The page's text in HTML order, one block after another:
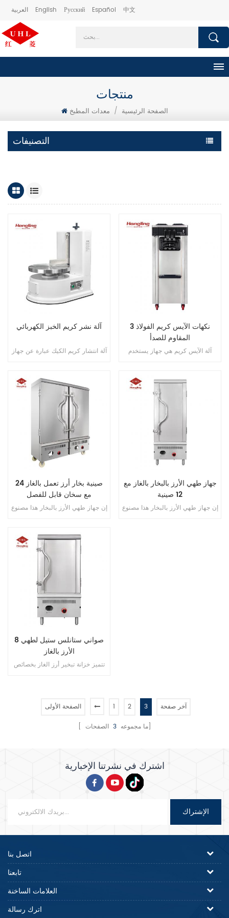
العربية English Русский Español 中文
منتجات
الصفحة الرئيسية / معدات المطبخ
التصنيفات
آلة نشر كريم الخبز الكهربائي
آلة انتشار كريم الكيك عبارة عن جهاز
3 نكهات الآيس كريم الفولاذ
المقاوم للصدأ
آلة الآيس كريم هي جهاز يستخدم
24 صينية بخار أرز تعمل بالغاز
مع سخان قابل للفصل
إن جهاز طهي الأرز بالبخار هذا مصنوع
جهاز طهي الأرز بالبخار بالغاز مع
12 صينية
إن جهاز طهي الأرز بالبخار هذا مصنوع
8 صواني ستانلس ستيل لطهي
الأرز بالغاز
تتميز خزانة تبخير أرز الغاز بخصائص
ذلك.
الصفحة الأولى 1 2 3 آخر صفحة
[ ما مجموعه3 الصفحات]
اشترك في نشرتنا الإخبارية
الإشتراك
اتصل بنا
تابعنا
العلامات الساخنة
اترك رسالة